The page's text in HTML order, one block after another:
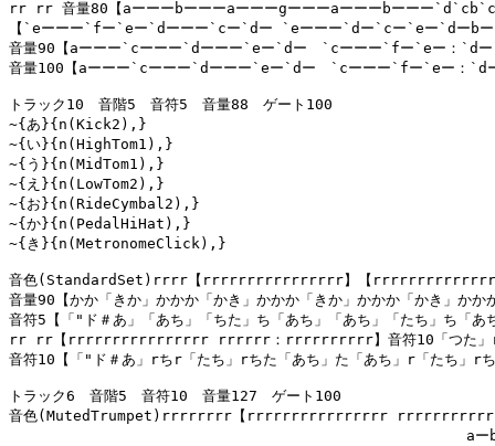
rr rr 音量80【aーーーbーーーaーーーgーーーaーーーbーーー
【`eーーー`fー`eー`dーーー`cー`dー `eーーー`dー`cー`eー`d
音量90【aーーー`cーーー`dーーー`eー`dー　`cーーー`fー`eー：`d
音量100【aーーー`cーーー`dーーー`eー`dー　`cーーー`fー`eー：
トラック10　音階5　音符5　音量88　ゲート100
~{あ}{n(Kick2),}
~{い}{n(HighTom1),}
~{う}{n(MidTom1),}
~{え}{n(LowTom2),}
~{お}{n(RideCymbal2),}
~{か}{n(PedalHiHat),}
~{き}{n(MetronomeClick),}
音色(StandardSet)rrrr【rrrrrrrrrrrrrrrr】【
音量90【かか「きか」かかか「かき」かかか「きか」かかか「かき」
音符5【「"ド＃あ」「あち」「ちた」ち「あち」「あち」「たち」ち「
rr rr【rrrrrrrrrrrrrrrr rrrrrr：rrrrrrrrrr】音符10「つた」rたた「
音符10【「"ド＃あ」rちr「たち」rちた「あち」た「あち」r「たち」
トラック6　音階5　音符10　音量127　ゲート100
音色(MutedTrumpet)rrrrrrrr【rrrrrrrrrrrrrrrr rrrrrrrrrrrrrrrr】aー
aーb`cー`cbー`d`cーーーrrraーb`cー`cbー`d`eーーーrrr